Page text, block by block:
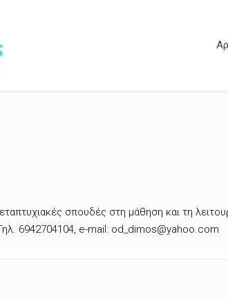
σπουδές στη μάθηση και τη
6942704104, e-mail: od_dimos@yahoo.com